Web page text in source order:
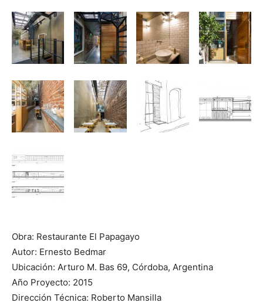
Obra: Restaurante El Papagayo
Autor: Ernesto Bedmar
Ubicación: Arturo M. Bas 69, Córdoba, Argentina
Año Proyecto: 2015
Dirección Técnica: Roberto Mansilla